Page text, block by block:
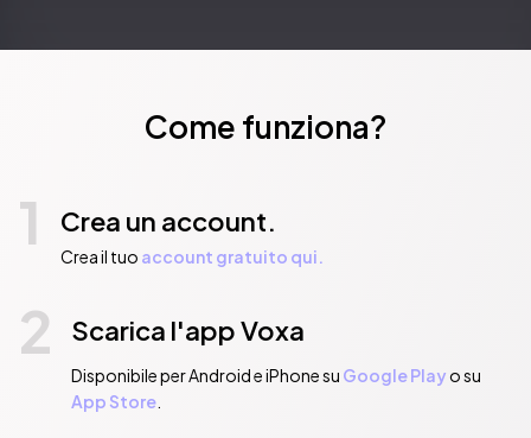
Come funziona?
1 Crea un account.
Crea il tuo account gratuito qui.
2 Scarica l'app Voxa
Disponibile per Android e iPhone su Google Playo su
App Store.